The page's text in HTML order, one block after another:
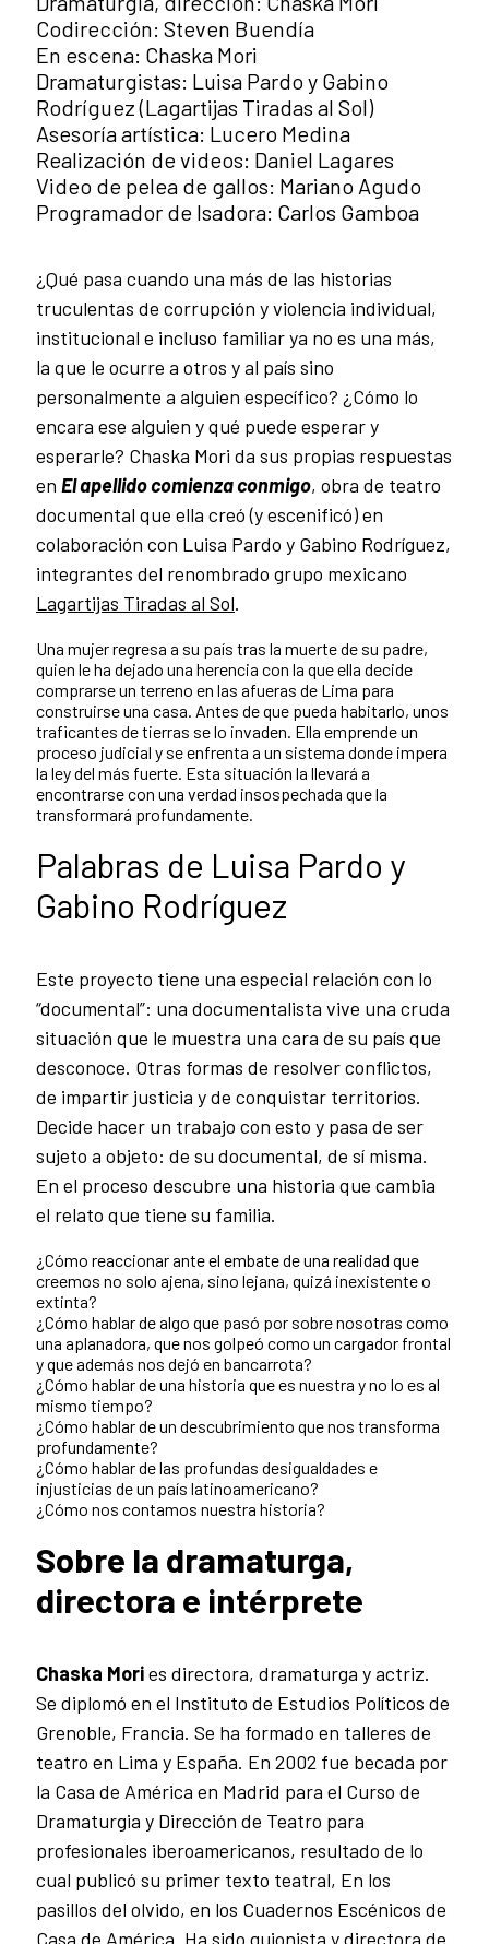
Codirección: Steven Buendía
En escena: Chaska Mori
Dramaturgistas: Luisa Pardo y Gabino
Rodríguez (Lagartijas Tiradas al Sol)
Asesoría artística: Lucero Medina
Realización de videos: Daniel Lagares
Video de pelea de gallos: Mariano Agudo
Programador de Isadora: Carlos Gamboa
¿Qué pasa cuando una más de las historias
truculentas de corrupción y violencia individual,
institucional e incluso familiar ya no es una más,
la que le ocurre a otros y al país sino
personalmente a alguien específico? ¿Cómo lo
encara ese alguien y qué puede esperar y
esperarle? Chaska Mori da sus propias respuestas
en El apellido comienza conmigo, obra de teatro
documental que ella creó (y escenificó) en
colaboración con Luisa Pardo y Gabino Rodríguez,
integrantes del renombrado grupo mexicano
Lagartijas Tiradas al Sol.
Una mujer regresa a su país tras la muerte de su padre,
quien le ha dejado una herencia con la que ella decide
comprarse un terreno en las afueras de Lima para
construirse una casa. Antes de que pueda habitarlo, unos
traficantes de tierras se lo invaden. Ella emprende un
proceso judicial y se enfrenta a un sistema donde impera
la ley del más fuerte. Esta situación la llevará a
encontrarse con una verdad insospechada que la
transformará profundamente.
Palabras de Luisa Pardo y
Gabino Rodríguez
Este proyecto tiene una especial relación con lo
“documental”: una documentalista vive una cruda
situación que le muestra una cara de su país que
desconoce. Otras formas de resolver conflictos,
de impartir justicia y de conquistar territorios.
Decide hacer un trabajo con esto y pasa de ser
sujeto a objeto: de su documental, de sí misma.
En el proceso descubre una historia que cambia
el relato que tiene su familia.
¿Cómo reaccionar ante el embate de una realidad que
creemos no solo ajena, sino lejana, quizá inexistente o
extinta?
¿Cómo hablar de algo que pasó por sobre nosotras como
una aplanadora, que nos golpeó como un cargador frontal
y que además nos dejó en bancarrota?
¿Cómo hablar de una historia que es nuestra y no lo es al
mismo tiempo?
¿Cómo hablar de un descubrimiento que nos transforma
profundamente?
¿Cómo hablar de las profundas desigualdades e
injusticias de un país latinoamericano?
¿Cómo nos contamos nuestra historia?
Sobre la dramaturga,
directora e intérprete
Chaska Mories directora, dramaturga y actriz.
Se diplomó en el Instituto de Estudios Políticos de
Grenoble, Francia. Se ha formado en talleres de
teatro en Lima y España. En 2002 fue becada por
la Casa de América en Madrid para el Curso de
Dramaturgia y Dirección de Teatro para
profesionales iberoamericanos, resultado de lo
cual publicó su primer texto teatral, En los
pasillos del olvido, en los Cuadernos Escénicos de
Casa de América. Ha sido guionista y directora de